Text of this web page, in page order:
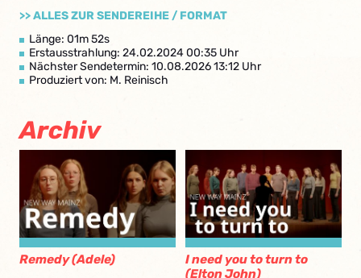
>> ALLES ZUR SENDEREIHE / FORMAT
Länge: 01m 52s
Erstausstrahlung: 24.02.2024 00:35 Uhr
Nächster Sendetermin: 10.08.2026 13:12 Uhr
Produziert von: M. Reinisch
Archiv
Remedy (Adele)
I need you to turn to
(Elton John)